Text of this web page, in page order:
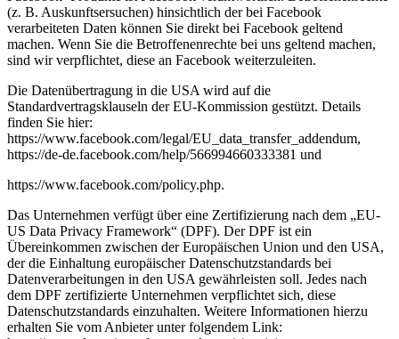
(z. B. Auskunftsersuchen) hinsichtlich der bei Facebook
verarbeiteten Daten können Sie direkt bei Facebook geltend
machen. Wenn Sie die Betroffenenrechte bei uns geltend machen,
sind wir verpflichtet, diese an Facebook weiterzuleiten.
Die Datenübertragung in die USA wird auf die
Standardvertragsklauseln der EU-Kommission gestützt. Details
finden Sie hier:
https://www.facebook.com/legal/EU_data_transfer_addendum,
https://de-de.facebook.com/help/566994660333381 und
https://www.facebook.com/policy.php.
Das Unternehmen verfügt über eine Zertifizierung nach dem „EU-
US Data Privacy Framework“ (DPF). Der DPF ist ein
Übereinkommen zwischen der Europäischen Union und den USA,
der die Einhaltung europäischer Datenschutzstandards bei
Datenverarbeitungen in den USA gewährleisten soll. Jedes nach
dem DPF zertifizierte Unternehmen verpflichtet sich, diese
Datenschutzstandards einzuhalten. Weitere Informationen hierzu
erhalten Sie vom Anbieter unter folgendem Link: